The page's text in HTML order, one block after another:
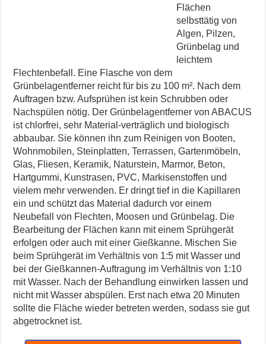
Flächen
selbsttätig von
Algen, Pilzen,
Grünbelag und
leichtem
Flechtenbefall. Eine Flasche von dem
Grünbelagentferner reicht für bis zu 100 m². Nach dem
Auftragen bzw. Aufsprühen ist kein Schrubben oder
Nachspülen nötig. Der Grünbelagentferner von ABACUS
ist chlorfrei, sehr Material-verträglich und biologisch
abbaubar. Sie können ihn zum Reinigen von Booten,
Wohnmobilen, Steinplatten, Terrassen, Gartenmöbeln,
Glas, Fliesen, Keramik, Naturstein, Marmor, Beton,
Hartgummi, Kunstrasen, PVC, Markisenstoffen und
vielem mehr verwenden. Er dringt tief in die Kapillaren
ein und schützt das Material dadurch vor einem
Neubefall von Flechten, Moosen und Grünbelag. Die
Bearbeitung der Flächen kann mit einem Sprühgerät
erfolgen oder auch mit einer Gießkanne. Mischen Sie
beim Sprühgerät im Verhältnis von 1:5 mit Wasser und
bei der Gießkannen-Auftragung im Verhältnis von 1:10
mit Wasser. Nach der Behandlung einwirken lassen und
nicht mit Wasser abspülen. Erst nach etwa 20 Minuten
sollte die Fläche wieder betreten werden, sodass sie gut
abgetrocknet ist.